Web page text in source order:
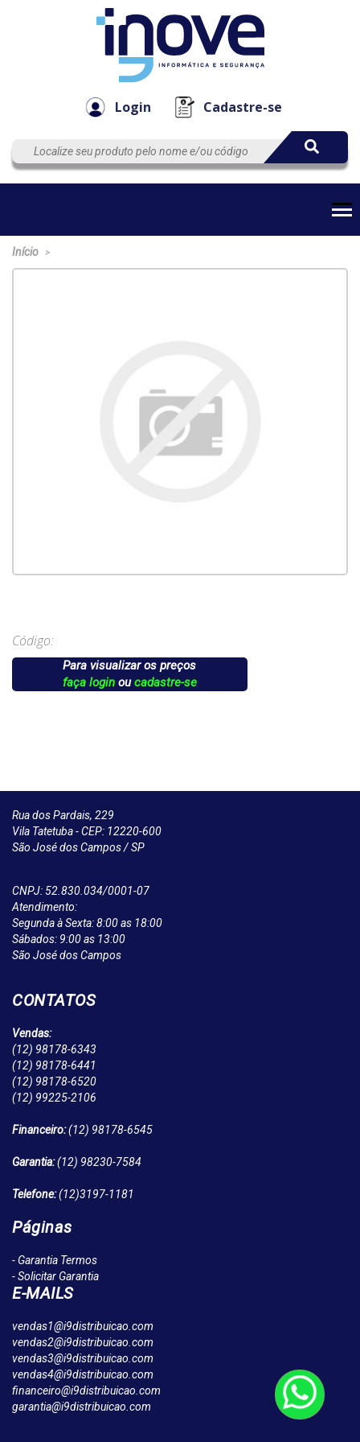
Login Cadastre-se
EmpresaAutomação
Início >
Código:
Para visualizar os preços
faça loginoucadastre-se
Rua dos Pardais, 229
Vila Tatetuba - CEP: 12220-600
São José dos Campos / SP
CNPJ: 52.830.034/0001-07
Atendimento:
Segunda à Sexta: 8:00 as 18:00
Sábados: 9:00 as 13:00
São José dos Campos
CONTATOS
Vendas:
(12) 98178-6343
(12) 98178-6441
(12) 98178-6520
(12) 99225-2106
Financeiro:(12) 98178-6545
Garantia:(12) 98230-7584
Telefone:(12)3197-1181
Páginas
- Garantia Termos
- Solicitar Garantia
E-MAILS
vendas1@i9distribuicao.com
vendas2@i9distribuicao.com
vendas3@i9distribuicao.com
vendas4@i9distribuicao.com
financeiro@i9distribuicao.com
garantia@i9distribuicao.com